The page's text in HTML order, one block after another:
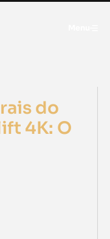
do
4K: O